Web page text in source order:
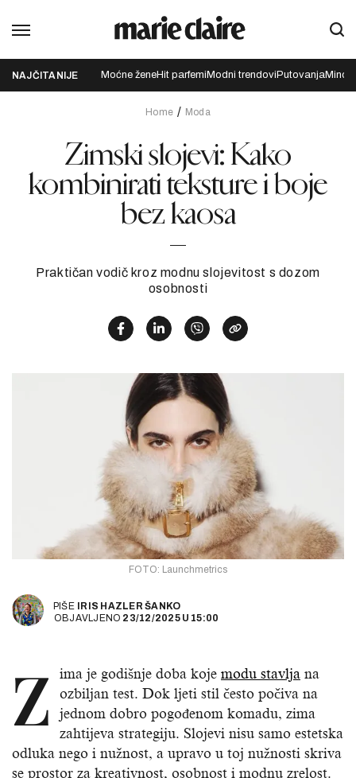
NAJČITANIJE Moćne ženeHit parfemi Modni trendovi Putovanja
Home Moda
Zimski slojevi: Kako
kombinirati teksture i boje
bez kaosa
Praktičan vodič kroz modnu slojevitost s dozom
osobnosti
FOTO: Launchmetrics
PIŠE IRIS HAZLER ŠANKO
OBJAVLJENO 23/12/2025 U 15:00
Z ima je godišnje doba koje modu stavlja na
ozbiljan test. Dok ljeti stil često počiva na
jednom dobro pogođenom komadu, zima
zahtijeva strategiju. Slojevi nisu samo estetska
odluka nego i nužnost, a upravo u toj nužnosti skriva
se prostor za kreativnost, osobnost i modnu zrelost.